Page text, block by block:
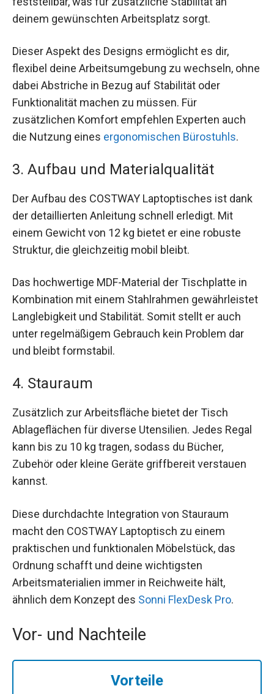
deinem gewünschten Arbeitsplatz sorgt.
Dieser Aspekt des Designs ermöglicht es dir,
flexibel deine Arbeitsumgebung zu wechseln, ohne
dabei Abstriche in Bezug auf Stabilität oder
Funktionalität machen zu müssen. Für
zusätzlichen Komfort empfehlen Experten auch
die Nutzung eines ergonomischen Bürostuhls.
3. Aufbau und Materialqualität
Der Aufbau des COSTWAY Laptoptisches ist dank
der detaillierten Anleitung schnell erledigt. Mit
einem Gewicht von 12 kg bietet er eine robuste
Struktur, die gleichzeitig mobil bleibt.
Das hochwertige MDF-Material der Tischplatte in
Kombination mit einem Stahlrahmen gewährleistet
Langlebigkeit und Stabilität. Somit stellt er auch
unter regelmäßigem Gebrauch kein Problem dar
und bleibt formstabil.
4. Stauraum
Zusätzlich zur Arbeitsfläche bietet der Tisch
Ablageflächen für diverse Utensilien. Jedes Regal
kann bis zu 10 kg tragen, sodass du Bücher,
Zubehör oder kleine Geräte griffbereit verstauen
kannst.
Diese durchdachte Integration von Stauraum
macht den COSTWAY Laptoptisch zu einem
praktischen und funktionalen Möbelstück, das
Ordnung schafft und deine wichtigsten
Arbeitsmaterialien immer in Reichweite hält,
ähnlich dem Konzept des Sonni FlexDesk Pro.
Vor- und Nachteile
Vorteile